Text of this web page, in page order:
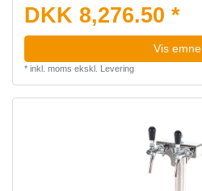
DKK 8,276.50 *
Vis emne
* inkl. moms ekskl. Levering